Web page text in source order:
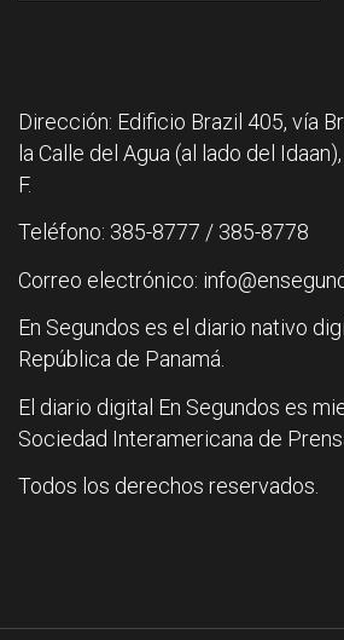
Dirección: Edificio Brazil 405, vía
la Calle del Agua (al lado del
F.
Teléfono: 385-8777 / 385-8778
Correo electrónico:
En Segundos es el diario nativo
República de Panamá.
El diario digital En Segundos es
Sociedad Interamericana de
Todos los derechos reservados.